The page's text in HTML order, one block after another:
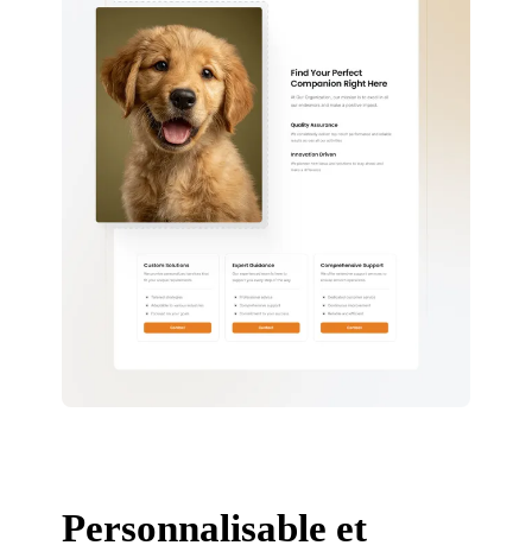
Personnalisable et